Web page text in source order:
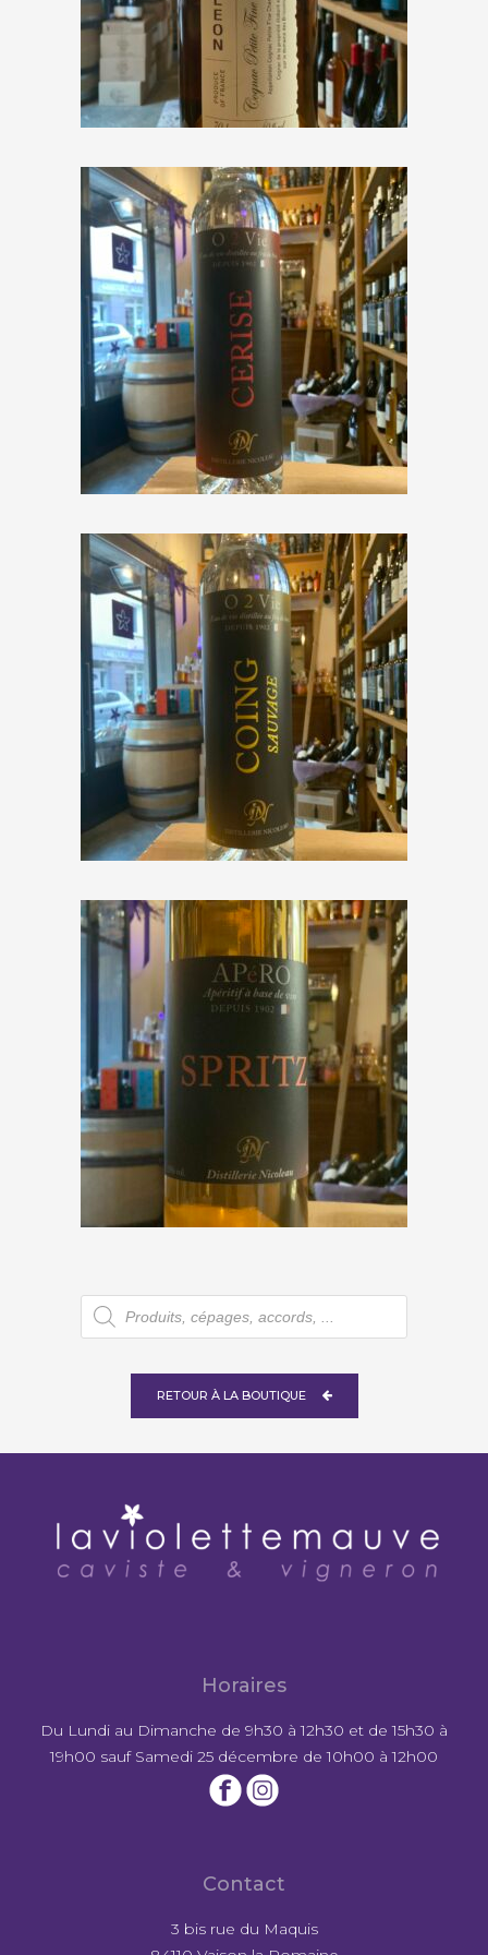
Bertrand Cognac « Cognac
Napoléon »
€79,00
Distillerie Nicoleau « O 2 Vie
Cerise »
€42,50
Distillerie Nicoleau « O 2 Vie
Coing Sauvage »
€42,50
Distillerie Nicoleau « APéRO
Spritz »
€25,00
Recherche
de
produits
RETOUR À LA BOUTIQUE
Horaires
Du Lundi au Dimanche de 9h30 à 12h30 et de 15h30 à
19h00 sauf Samedi 25 décembre de 10h00 à 12h00
Contact
3 bis rue du Maquis